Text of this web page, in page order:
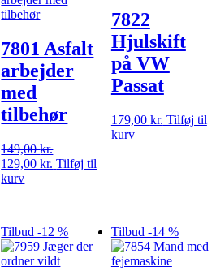
7801 Asfalt
arbejder
med
tilbehør
149,00kr.
Den
oprindelige
129,00kr. Den
Tilføj til
kurv
7822
Hjulskift
på VW
Passat
179,00 kr. Tilføj til
kurv
Tilbud -12 % Tilbud -14 %